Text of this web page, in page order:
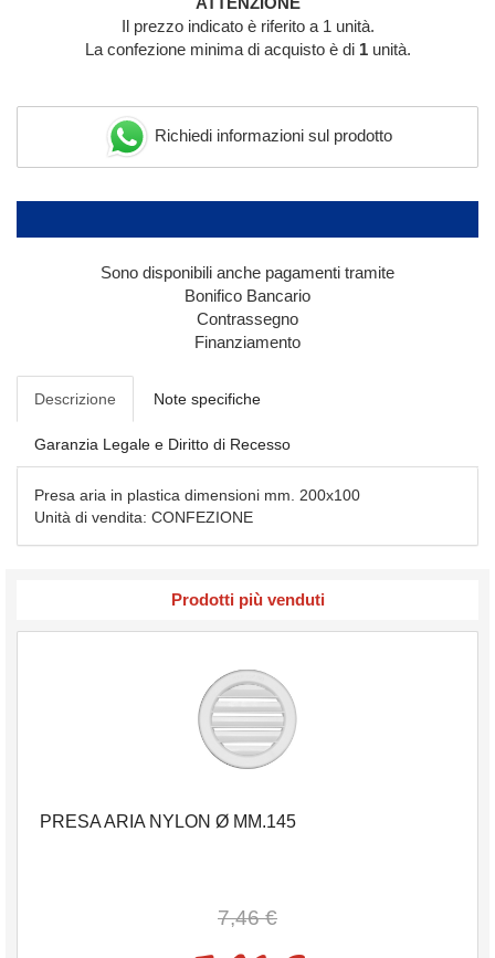
Il prezzo indicato è riferito a 1 unità.
La confezione minima di acquisto è di 1unità.
Richiedi informazioni sul prodotto
Sono disponibili anche pagamenti tramite
Bonifico Bancario
Contrassegno
Finanziamento
Descrizione Note specifiche
Garanzia Legale e Diritto di Recesso
Presa aria in plastica dimensioni mm. 200x100
Unità di vendita: CONFEZIONE
Prodotti più venduti
PRESA ARIA NYLON Ø MM.145
7,46 €